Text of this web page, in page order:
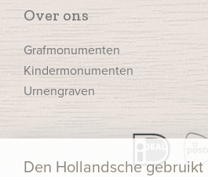
Over ons
Grafmonumenten
Kindermonumenten
Urnengraven
Den Hollandsche